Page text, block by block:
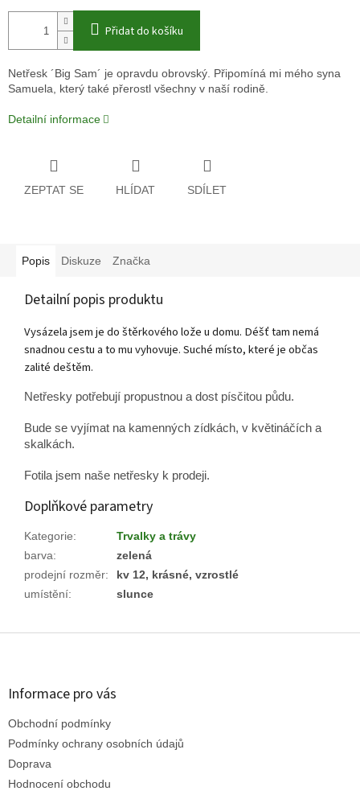
Přidat do košíku
Netřesk ´Big Sam´ je opravdu obrovský. Připomíná mi mého syna
Samuela, který také přerostl všechny v naší rodině.
Detailní informace
ZEPTAT SE HLÍDAT SDÍLET
Popis Diskuze Značka
Detailní popis produktu
Vysázela jsem je do štěrkového lože u domu. Déšť tam nemá
snadnou cestu a to mu vyhovuje. Suché místo, které je občas
zalité deštěm.
Netřesky potřebují propustnou a dost písčitou půdu.
Bude se vyjímat na kamenných zídkách, v květináčích a
skalkách.
Fotila jsem naše netřesky k prodeji.
Doplňkové parametry
Kategorie:
Trvalky a trávy
barva:
zelená
prodejní rozměr:
kv 12, krásné, vzrostlé
umístění: slunce
Z
Informace pro vás
Obchodní podmínky
Podmínky ochrany osobních údajů
Doprava
Hodnocení obchodu